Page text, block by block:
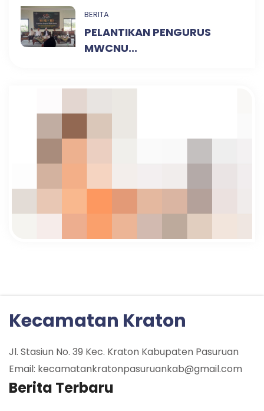
BERITA
PELANTIKAN PENGURUS
MWCNU...
Kecamatan Kraton
Jl. Stasiun No. 39 Kec. Kraton Kabupaten Pasuruan
Email: kecamatankratonpasuruankab@gmail.com
Berita Terbaru